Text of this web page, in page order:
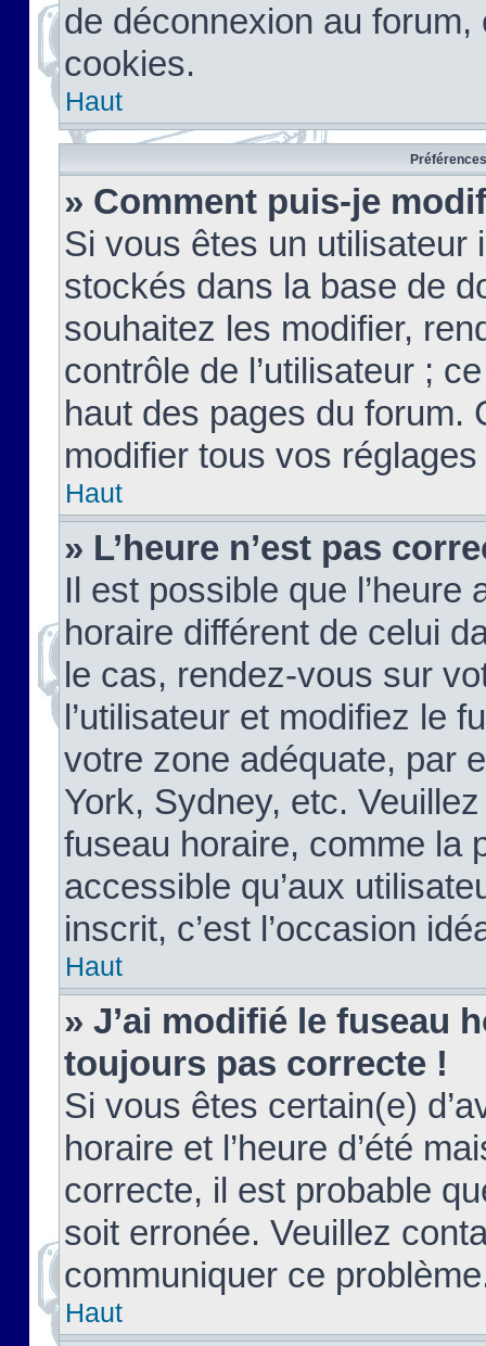
de déconnexion au
cookies.
Haut
» Comment puis-je
Si vous êtes un
stockés dans la base de
souhaitez les modifier,
contrôle de l’utilisateur ;
haut des pages du forum.
modifier tous vos
Haut
» L’heure n’est pas
Il est possible que
horaire différent de celui
le cas, rendez-vous sur
l’utilisateur et modifiez le
votre zone adéquate, par
York, Sydney, etc.
fuseau horaire, comme la
accessible qu’aux
inscrit, c’est l’occasion
Haut
» J’ai modifié le fuseau
toujours pas correcte !
Si vous êtes certain(e)
horaire et l’heure d’été
correcte, il est probable
soit erronée. Veuillez
communiquer ce
Haut